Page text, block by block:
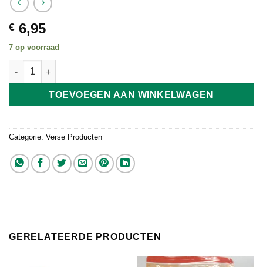
€ 6,95
7 op voorraad
Ong Choi 400-500g aantal
TOEVOEGEN AAN WINKELWAGEN
Categorie: Verse Producten
GERELATEERDE PRODUCTEN